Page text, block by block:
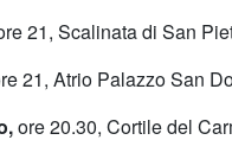
21, Scalinata di San
21, Atrio Palazzo San
ore 20.30, Cortile del